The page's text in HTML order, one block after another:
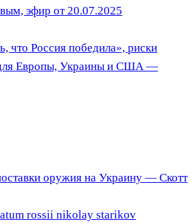
эфир от 20.07.2025
что Россия победила», риски
Европы, Украины и США —
оружия на Украину — Скотт